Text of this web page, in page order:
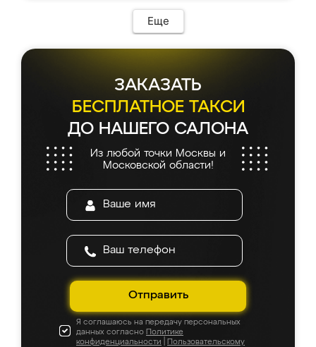
Еще
ЗАКАЗАТЬ
БЕСПЛАТНОЕ ТАКСИ
ДО НАШЕГО САЛОНА
Из любой точки Москвы и
Московской области!
Отправить
Я соглашаюсь на передачу персональных
данных согласно Политике
конфиденциальности
Пользовательскому